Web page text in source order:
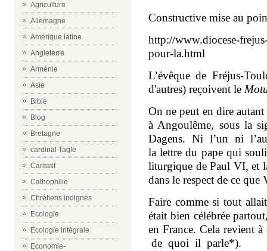
Agriculture
Allemagne
Amérique latine
Angleterre
Arménie
Asie
Bible
Blog
Bretagne
cardinal Tagle
Caritatif
Cathophilie
Chrétiens indignés
Ecologie
Ecologie intégrale
Economie-
Constructive mise au
http://www.diocese-
pour-la.html
L’évêque de Fréjus-
d'autres) reçoivent le
On ne peut en dire
à Angoulême, sous
Dagens. Ni l’un ni
la lettre du pape qui
liturgique de Paul VI, et
dans le respect de ce
Faire comme si tout
était bien célébrée
en France. Cela revient
de quoi il parle*).